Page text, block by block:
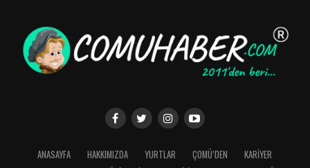
ANASAYFA HAKKIMIZDA YURTLAR ÇOMÜ’DEN
KARİYER